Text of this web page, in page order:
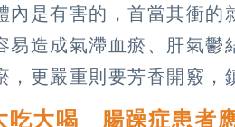
內是有害的，首當其衝
易造成氣滯血瘀、肝氣
，更嚴重則要芳香開竅，
吃大喝 腸躁症患者